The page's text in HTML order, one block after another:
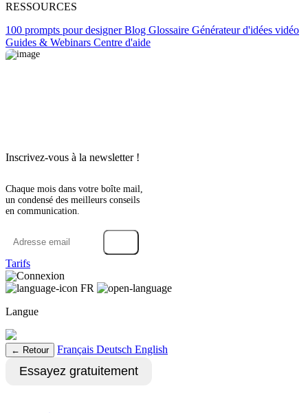
RESSOURCES
100 prompts pour designerBlog Glossaire Générateur d'idées vidéo
Guides & Webinars Centre d'aide
Inscrivez-vous à la newsletter !
Chaque mois dans votre boîte mail,
un condensé des meilleurs conseils
en communication.
Tarifs
Connexion
FR
Langue
← Retour Français Deutsch English
Essayez gratuitement